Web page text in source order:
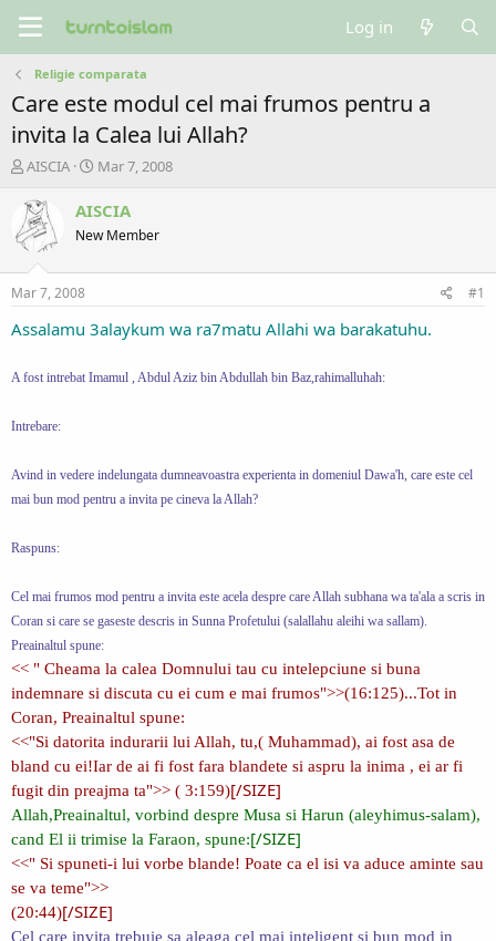
Log in
Religie comparata
Care este modul cel mai frumos pentru a
invita la Calea lui Allah?
T
r
e
a
t
a
e
AISCIA
S
a
t
e
Mar 7, 2008
AISCIA
New Member
Mar 7, 2008 #1
Assalamu 3alaykum wa ra7matu Allahi wa barakatuhu.
A fost intrebat Imamul , Abdul Aziz bin Abdullah bin Baz,rahimalluhah:
Intrebare:
Avind in vedere indelungata dumneavoastra experienta in domeniul Dawa'h, care este cel
mai bun mod pentru a invita pe cineva la Allah?
Raspuns:
Cel mai frumos mod pentru a invita este acela despre care Allah subhana wa ta'ala a scris in
Coran si care se gaseste descris in Sunna Profetului (salallahu aleihi wa sallam).
Preainaltul spune:
<< " Cheama la calea Domnului tau cu intelepciune si buna
indemnare si discuta cu ei cum e mai frumos">>(16:125)...Tot in
Coran, Preainaltul spune:
<<"Si datorita indurarii lui Allah, tu,( Muhammad), ai fost asa de
bland cu ei!Iar de ai fi fost fara blandete si aspru la inima , ei ar fi
fugit din preajma ta">> ( 3:159)[/SIZE]
Allah,Preainaltul, vorbind despre Musa si Harun (aleyhimus-salam),
cand El ii trimise la Faraon, spune:[/SIZE]
<<" Si spuneti-i lui vorbe blande! Poate ca el isi va aduce aminte sau
se va teme">>
(20:44)[/SIZE]
Cel care invita trebuie sa aleaga cel mai inteligent si bun mod in